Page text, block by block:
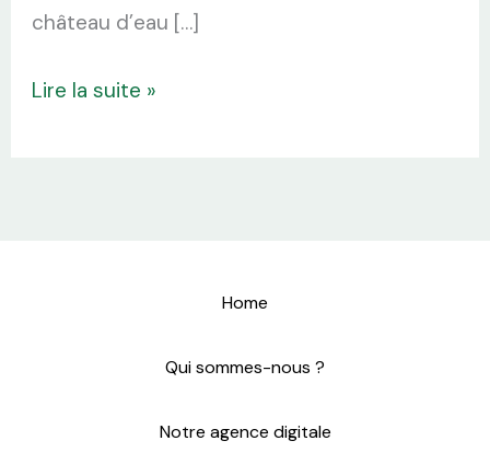
château d’eau […]
Lire la suite »
Home
Qui sommes-nous ?
Notre agence digitale